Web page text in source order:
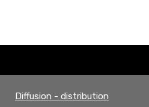
Diffusion - distribution